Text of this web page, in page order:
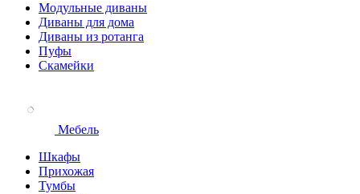
Модульные диваны
Диваны для дома
Диваны из ротанга
Пуфы
Скамейки
Мебель
Шкафы
Прихожая
Тумбы